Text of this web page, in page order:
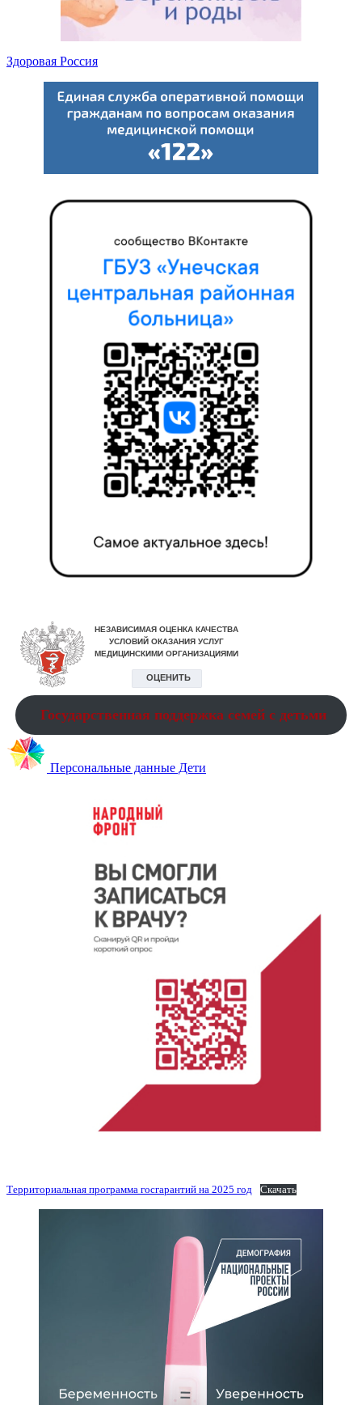
Здоровая Россия
Государственная поддержка семей с детьми
Персональные данные Дети
Территориальная программа госгарантий на 2025 год Скачать